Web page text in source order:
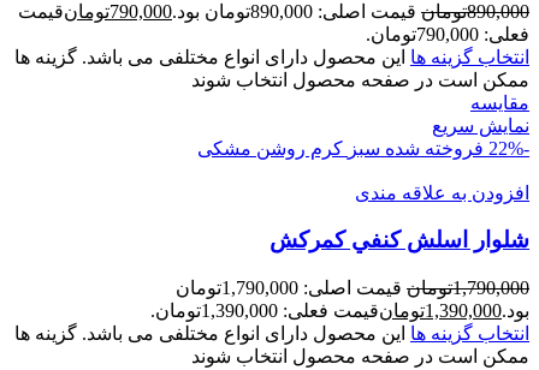
890,000تومان قیمت اصلی: 890,000تومان بود. 790,000تومانقیمت
فعلی: 790,000تومان.
انتخاب گزینه ها این محصول دارای انواع مختلفی می باشد. گزینه ها
ممکن است در صفحه محصول انتخاب شوند
مقايسه
نمایش سریع
-22%
فروخته شده سبز کرم روشن مشکی
افزودن به علاقه مندی
شلوار اسلش کنفي کمرکش
1,790,000تومان
قیمت اصلی: 1,790,000تومان
بود.1,390,000تومانقیمت فعلی: 1,390,000تومان.
انتخاب گزینه ها این محصول دارای انواع مختلفی می باشد. گزینه ها
ممکن است در صفحه محصول انتخاب شوند